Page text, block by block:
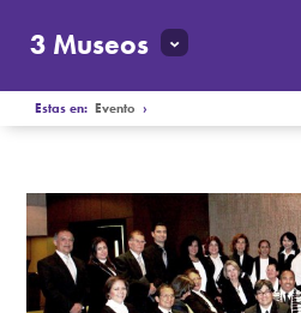
3 Museos
Estas en:Evento ›